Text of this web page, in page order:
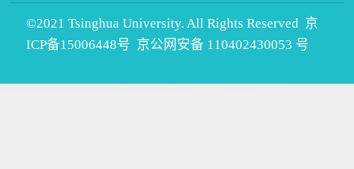
©2021 Tsinghua University. All Rights Reserved 京
ICP备15006448号 京公网安备 110402430053 号